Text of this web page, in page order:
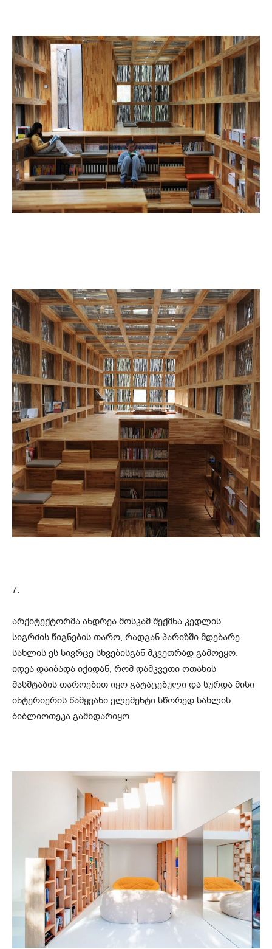
7.
არქიტექტორმა ანდრეა მოსკამ შექმნა კედლის
სიგრძის წიგნების თარო, რადგან პარიზში მდებარე
სახლის ეს სივრცე სხვებისგან მკვეთრად გამოეყო.
იდეა დაიბადა იქიდან, რომ დამკვეთი ოთახის
მასშტაბის თაროებით იყო გატაცებული და სურდა მისი
ინტერიერის წამყვანი ელემენტი სწორედ სახლის
ბიბლიოთეკა გამხდარიყო.